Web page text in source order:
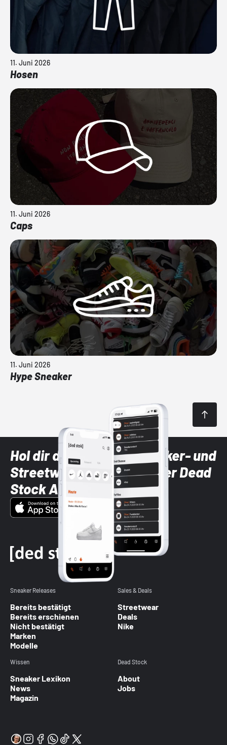
11. Juni 2026
Hosen
11. Juni 2026
Caps
11. Juni 2026
Hype Sneaker
Hol dir die neuesten Sneaker- und
Streetwear-Brands mit der Dead
Stock App
Sneaker Releases
Bereits bestätigt
Bereits erschienen
Nicht bestätigt
Marken
Modelle
Sales & Deals
Streetwear
Deals
Nike
Wissen
Sneaker Lexikon
News
Magazin
Dead Stock
About
Jobs